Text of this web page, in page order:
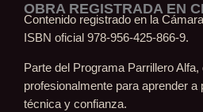
OBRA REGISTRADA EN
Contenido registrado en la
ISBN oficial 978-956-425-866-9.
Parte del Programa Parrillero Alfa,
profesionalmente para aprender a
técnica y confianza.